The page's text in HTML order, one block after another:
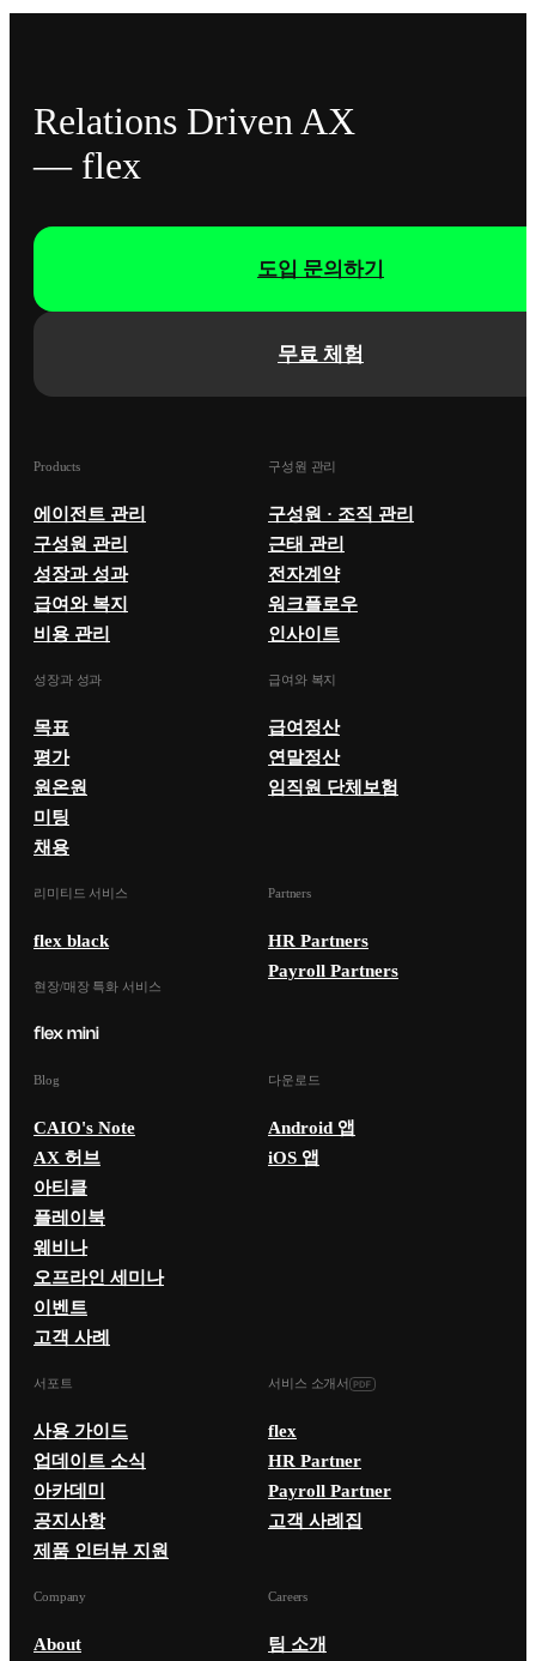
Relations Driven AX
— flex
무료 체험
도입 문의하기
Products
에이전트 관리
구성원 관리
성장과 성과
급여와 복지
비용 관리
구성원 관리
구성원 · 조직 관리
근태 관리
전자계약
워크플로우
인사이트
성장과 성과
목표
평가
원온원
미팅
채용
급여와 복지
급여정산
연말정산
임직원 단체보험
리미티드 서비스
flex black
현장/매장 특화 서비스
Partners
HR Partners
Payroll Partners
Blog
CAIO's Note
AX 허브
아티클
플레이북
웨비나
오프라인 세미나
이벤트
고객 사례
다운로드
Android 앱
iOS 앱
서포트
사용 가이드
업데이트 소식
아카데미
공지사항
제품 인터뷰 지원
서비스 소개서
flex
HR Partner
Payroll Partner
고객 사례집
Company
About
Careers
팀 소개